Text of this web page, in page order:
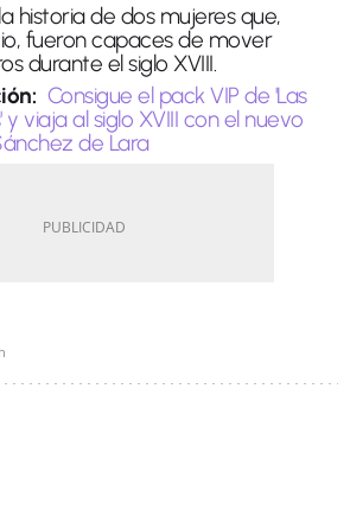
historia de dos mujeres que,
fueron capaces de mover
durante el siglo XVIII.
Consigue el pack VIP de 'Las
viaja al siglo XVIII con el nuevo
de Lara